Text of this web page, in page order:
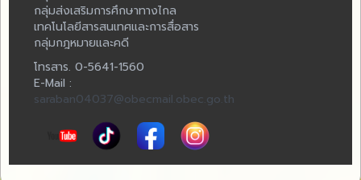
กลุ่มส่งเสริมการศึกษาทางไกล
เทคโนโลยีสารสนเทศและการสื่อสาร
กลุ่มกฎหมายและคดี
โทรสาร. 0-5641-1560
E-Mail :
saraban04037@obecmail.obec.go.th